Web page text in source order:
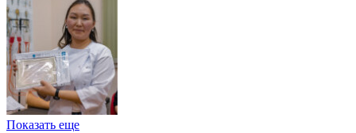
Показать еще